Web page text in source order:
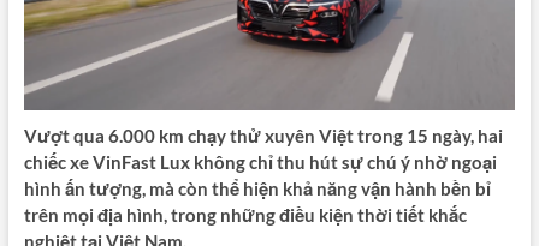
Vượt qua 6.000 km chạy thử xuyên Việt trong 15 ngày, hai
chiếc xe VinFast Lux không chỉ thu hút sự chú ý nhờ ngoại
hình ấn tượng, mà còn thể hiện khả năng vận hành bền bỉ
trên mọi địa hình, trong những điều kiện thời tiết khắc
nghiệt tại Việt Nam.